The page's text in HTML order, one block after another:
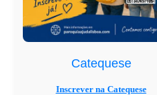
Catequese
Inscrever na Catequese